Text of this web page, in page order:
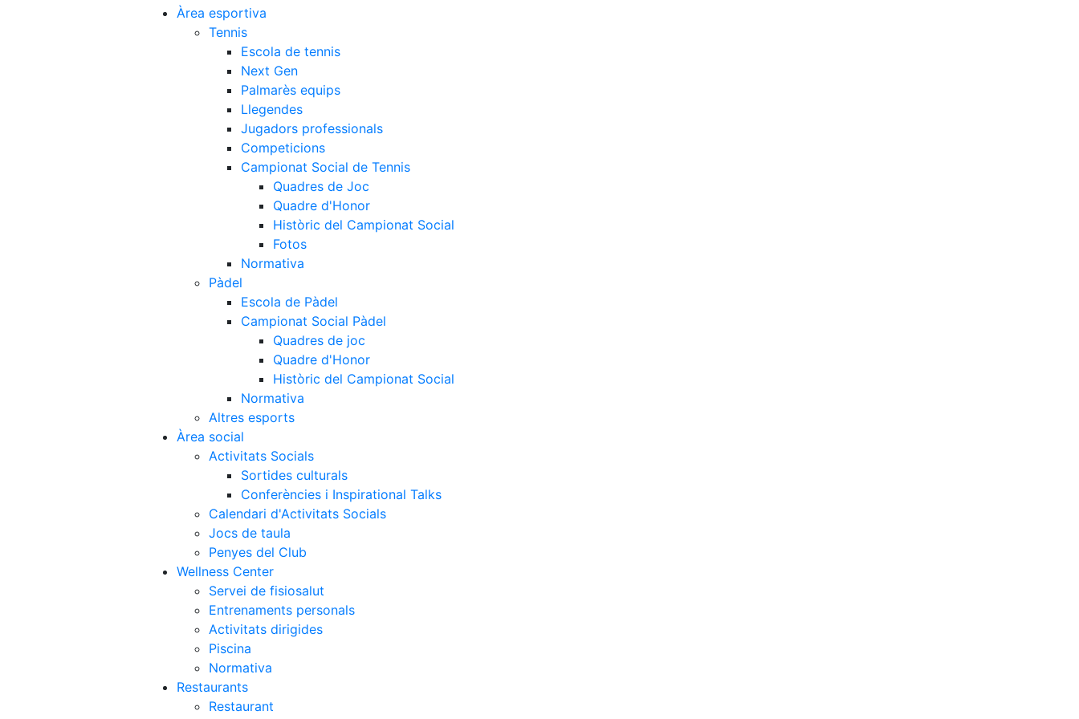
Àrea esportiva
Tennis
Escola de tennis
Next Gen
Palmarès equips
Llegendes
Jugadors professionals
Competicions
Campionat Social de Tennis
Quadres de Joc
Quadre d'Honor
Històric del Campionat Social
Fotos
Normativa
Pàdel
Escola de Pàdel
Campionat Social Pàdel
Quadres de joc
Quadre d'Honor
Històric del Campionat Social
Normativa
Altres esports
Àrea social
Activitats Socials
Sortides culturals
Conferències i Inspirational Talks
Calendari d'Activitats Socials
Jocs de taula
Penyes del Club
Wellness Center
Servei de fisiosalut
Entrenaments personals
Activitats dirigides
Piscina
Normativa
Restaurants
Restaurant